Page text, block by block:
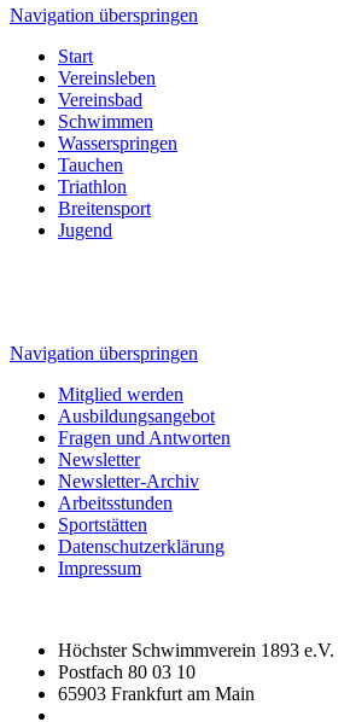
Navigation überspringen
Start
Vereinsleben
Vereinsbad
Schwimmen
Wasserspringen
Tauchen
Triathlon
Breitensport
Jugend
Navigation überspringen
Mitglied werden
Ausbildungsangebot
Fragen und Antworten
Newsletter
Newsletter-Archiv
Arbeitsstunden
Sportstätten
Datenschutzerklärung
Impressum
Höchster Schwimmverein 1893 e.V.
Postfach 80 03 10
65903 Frankfurt am Main